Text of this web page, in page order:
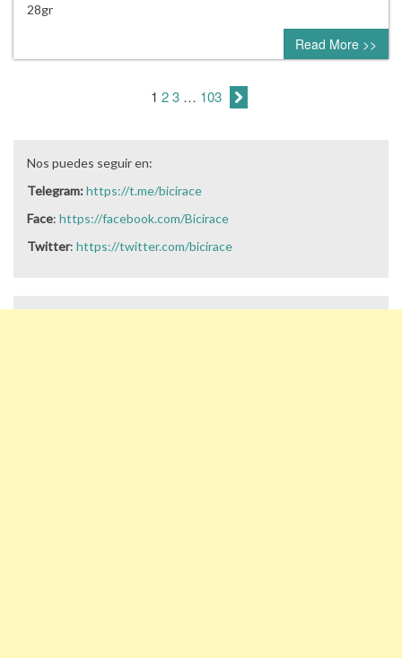
28gr
Read More >>
1 2 3 … 103
Nos puedes seguir en:
Telegram:https://t.me/bicirace
Face: https://facebook.com/Bicirace
Twitter: https://twitter.com/bicirace